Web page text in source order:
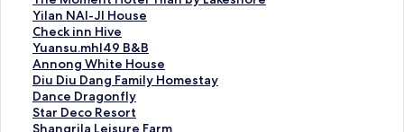
連
結
a
t
e
r
的
連
結
l
a
的
連
結
n
的
連
結
h
e
r
b
的
連
結
n
V
i
l
l
a
-
P
t
a
r
M
e
i
h
u
s
h
o
r
e
H
o
t
n
R
i
g
h
t
H
o
l
a
n
F
r
i
e
n
h
e
M
o
m
e
n
t
Yilan NAI-JI House
Y
i
l
a
n
N
A
I
Check inn Hive
C
h
e
c
k
i
n
Yuansu.mhl49 B&B
Y
u
a
n
s
u
Annong White House
A
n
n
o
n
Diu Diu Dang Family Homestay
D
i
u
D
Dance Dragonfly
D
a
n
Star Deco Resort
S
t
Shangrila Leisure Farm
S